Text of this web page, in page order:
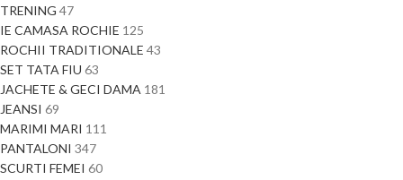
TRENING 47
IE CAMASA ROCHIE 125
ROCHII TRADITIONALE 43
SET TATA FIU 63
JACHETE & GECI DAMA 181
JEANSI 69
MARIMI MARI 111
PANTALONI 347
SCURTI FEMEI 60